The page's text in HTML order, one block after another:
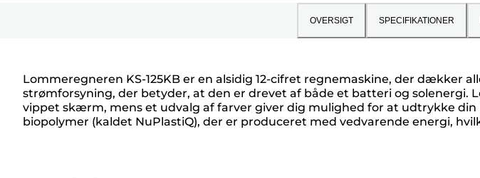
OVERSIGT SPECIFIKATIONER
Lommeregneren KS-125KB er en alsidig 12-cifret regnemaskine, der
strømforsyning, der betyder, at den er drevet af både et batteri og
vippet skærm, mens et udvalg af farver giver dig mulighed for at udtrykke
biopolymer (kaldet NuPlastiQ), der er produceret med vedvarende energi,